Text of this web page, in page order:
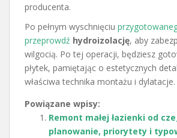
producenta.
Po pełnym wyschnięciu
przeprowdź hydroizolację, aby
wilgocią. Po tej operacji, będziesz
płytek, pamiętając o estetycznych
właściwa technika montażu i dylatacje.
Powiązane wpisy:
Remont małej łazienki od
planowanie, priorytety i